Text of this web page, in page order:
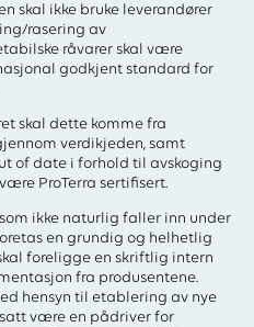
skal ikke bruke leverandører
rasering av
råvarer skal være
godkjent standard for
skal dette komme fra
verdikjeden, samt
of date i forhold til avskoging
ProTerra sertifisert.
ikke naturlig faller inn under
en grundig og helhetlig
foreligge en skriftlig intern
fra produsentene.
hensyn til etablering av nye
være en pådriver for